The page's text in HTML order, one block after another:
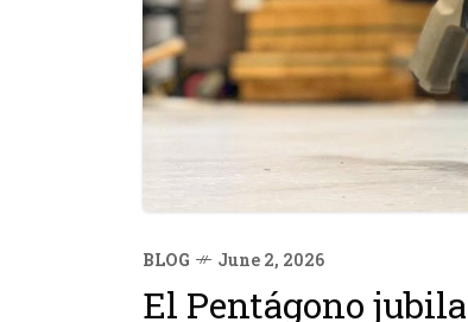
BLOG June 2, 2026
El Pentágono